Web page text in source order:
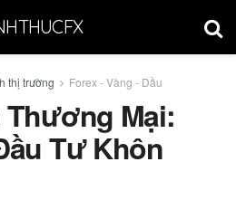
thị trường Forex - Vàng - Dầu
Thương Mại:
Tư Khôn